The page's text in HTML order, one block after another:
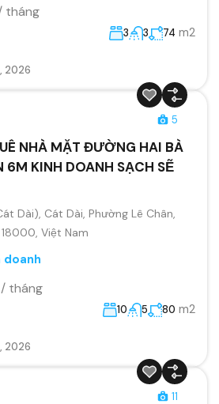
tháng
3 3 74 m2
2026
5
NHÀ MẶT ĐƯỜNG HAI BÀ
6M KINH DOANH SẠCH SẼ
Dài), Cát Dài, Phường Lê Chân,
Việt Nam
doanh
tháng
10 5 80 m2
2026
11